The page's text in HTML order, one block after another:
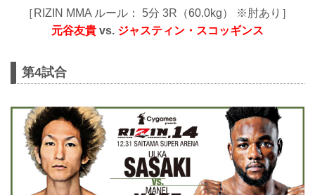
［RIZIN MMA ルール： 5分 3R（60.0kg） ※肘あり］
元谷友貴 vs. ジャスティン・スコッギンス
第4試合